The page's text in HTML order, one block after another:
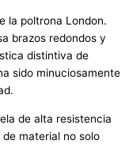
la poltrona London.
brazos redondos y
distintiva de
sido minuciosamente
de alta resistencia
material no solo